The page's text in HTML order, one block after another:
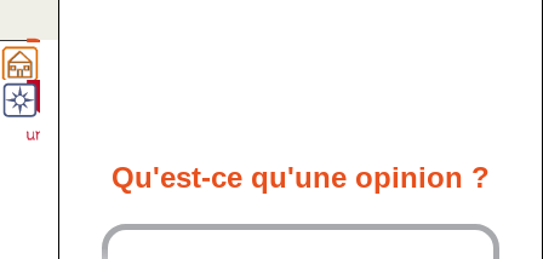
Qu'est-ce qu'une opinion ?